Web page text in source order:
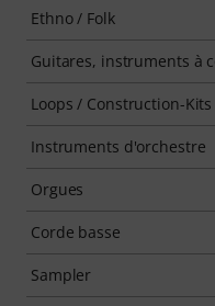
Ethno / Folk
Guitares, instruments à
Loops / Construction-Kits
Instruments d'orchestre
Orgues
Corde basse
Sampler